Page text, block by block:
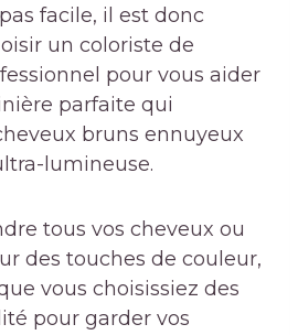
facile, il est donc
un coloriste de
pour vous aider
parfaite qui
bruns ennuyeux
lumineuse.
tous vos cheveux ou
des touches de couleur,
vous choisissiez des
pour garder vos